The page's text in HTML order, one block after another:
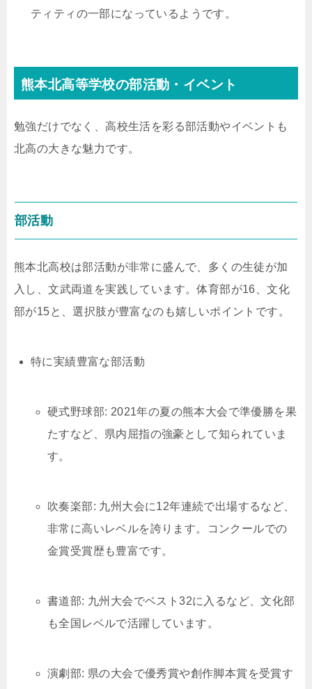
ティティの一部になっているようです。
熊本北高等学校の部活動・イベント
勉強だけでなく、高校生活を彩る部活動やイベントも
北高の大きな魅力です。
部活動
熊本北高校は部活動が非常に盛んで、多くの生徒が加
入し、文武両道を実践しています。体育部が16、文化
部が15と、選択肢が豊富なのも嬉しいポイントです。
特に実績豊富な部活動
硬式野球部: 2021年の夏の熊本大会で準優勝を果
たすなど、県内屈指の強豪として知られていま
す。
吹奏楽部: 九州大会に12年連続で出場するなど、
非常に高いレベルを誇ります。コンクールでの
金賞受賞歴も豊富です。
書道部: 九州大会でベスト32に入るなど、文化部
も全国レベルで活躍しています。
演劇部: 県の大会で優秀賞や創作脚本賞を受賞す